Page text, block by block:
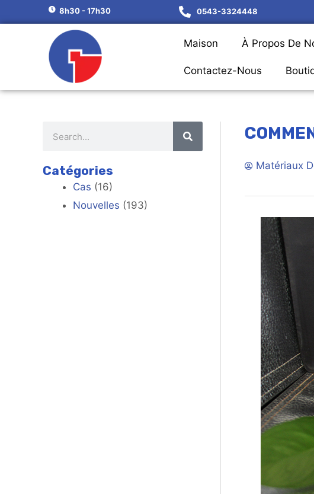
8h30 - 17h30 0543-3324448
Maison À Propos De
Contactez-Nous
Catégories
Cas (16)
Nouvelles (193)
Matériaux